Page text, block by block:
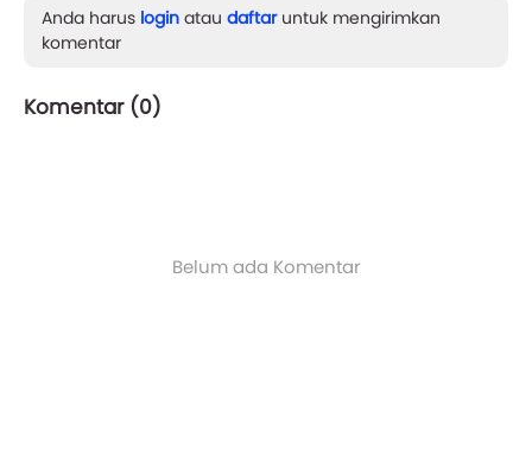
Anda harus login atau daftaruntuk mengirimkan
komentar
Komentar (0)
Belum ada Komentar